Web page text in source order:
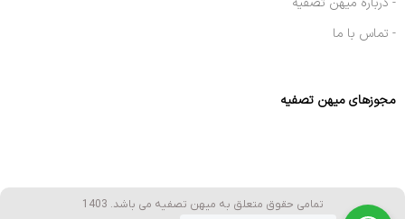
- تماس با ما
مجوزهای میهن تصفیه
تمامی حقوق متعلق به میهن تصفیه می باشد. 1403